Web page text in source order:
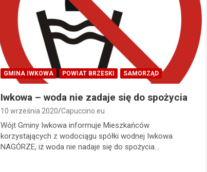
GMINA IWKOWA POWIAT BRZESKI SAMORZĄD
Iwkowa – woda nie zadaje się do spożycia
10 września 2020 Capuccino.eu
Wójt Gminy Iwkowa informuje Mieszkańców
korzystających z wodociągu spółki wodnej Iwkowa
NAGÓRZE, iż woda nie nadaje się do spożycia…